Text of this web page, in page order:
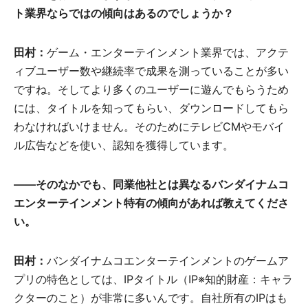
ト業界ならではの傾向はあるのでしょうか？
田村： ゲーム・エンターテインメント業界では、アクテ
ィブユーザー数や継続率で成果を測っていることが多い
ですね。そしてより多くのユーザーに遊んでもらうため
には、タイトルを知ってもらい、ダウンロードしてもら
わなければいけません。そのためにテレビCMやモバイ
ル広告などを使い、認知を獲得しています。
――そのなかでも、同業他社とは異なるバンダイナムコ
エンターテインメント特有の傾向があれば教えてくださ
い。
田村： バンダイナムコエンターテインメントのゲームア
プリの特色としては、IPタイトル（IP※知的財産：キャラ
クターのこと）が非常に多いんです。自社所有のIPはも